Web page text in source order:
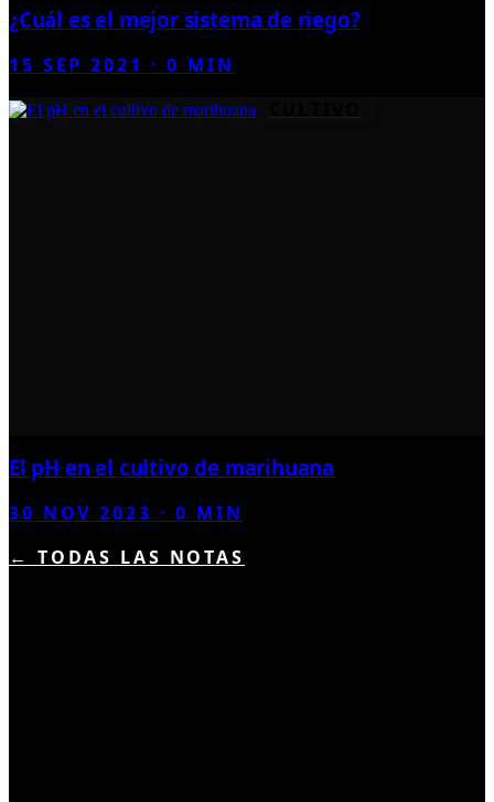
¿Cuál es el mejor sistema de riego?
15 SEP 2021 ·0 MIN
El pH en el cultivo de marihuana
30 NOV 2023 ·0 MIN
← TODAS LAS NOTAS